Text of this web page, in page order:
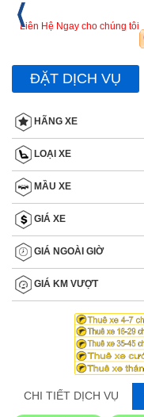
Liên Hệ Ngay cho chúng tôi
ĐẶT DỊCH VỤ
HÃNG XE
LOẠI XE
MẦU XE
GIÁ XE
GIÁ NGOÀI GIỜ
GIÁ KM VƯỢT
CHI TIẾT DỊCH VỤ